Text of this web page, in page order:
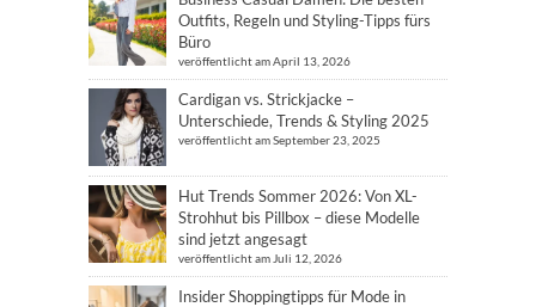
Outfits, Regeln und Styling-Tipps fürs
Büro
veröffentlicht am April 13, 2026
Cardigan vs. Strickjacke –
Unterschiede, Trends & Styling 2025
veröffentlicht am September 23, 2025
Hut Trends Sommer 2026: Von XL-
Strohhut bis Pillbox – diese Modelle
sind jetzt angesagt
veröffentlicht am Juli 12, 2026
Insider Shoppingtipps für Mode in